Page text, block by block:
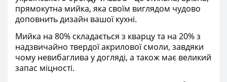
прямокутна мийка, яка своїм виглядом чудово
доповнить дизайн вашої кухні.
Мийка на 80% складається з кварцу та на 20% з
надзвичайно твердої акрилової смоли, завдяки
чому невибаглива у догляді, а також має великий
запас міцності.